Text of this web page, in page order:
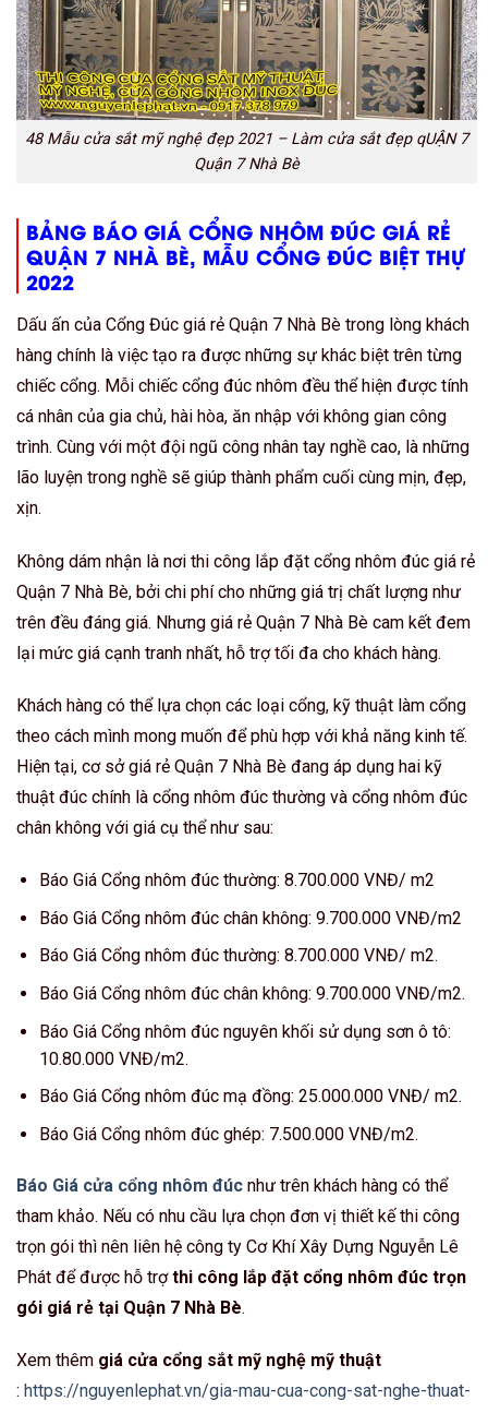
48 Mẫu cửa sắt mỹ nghệ đẹp 2021 – Làm cửa sắt đẹp qUẬN 7
Quận 7 Nhà Bè
BẢNG BÁO GIÁ CỔNG NHÔM ĐÚC GIÁ RẺ
QUẬN 7 NHÀ BÈ, MẪU CỔNG ĐÚC BIỆT THỰ
2022
Dấu ấn của Cổng Đúc giá rẻ Quận 7 Nhà Bè trong lòng khách
hàng chính là việc tạo ra được những sự khác biệt trên từng
chiếc cổng. Mỗi chiếc cổng đúc nhôm đều thể hiện được tính
cá nhân của gia chủ, hài hòa, ăn nhập với không gian công
trình. Cùng với một đội ngũ công nhân tay nghề cao, là những
lão luyện trong nghề sẽ giúp thành phẩm cuối cùng mịn, đẹp,
xịn.
Không dám nhận là nơi thi công lắp đặt cổng nhôm đúc giá rẻ
Quận 7 Nhà Bè, bởi chi phí cho những giá trị chất lượng như
trên đều đáng giá. Nhưng giá rẻ Quận 7 Nhà Bè cam kết đem
lại mức giá cạnh tranh nhất, hỗ trợ tối đa cho khách hàng.
Khách hàng có thể lựa chọn các loại cổng, kỹ thuật làm cổng
theo cách mình mong muốn để phù hợp với khả năng kinh tế.
Hiện tại, cơ sở giá rẻ Quận 7 Nhà Bè đang áp dụng hai kỹ
thuật đúc chính là cổng nhôm đúc thường và cổng nhôm đúc
chân không với giá cụ thể như sau:
Báo Giá Cổng nhôm đúc thường: 8.700.000 VNĐ/ m2
Báo Giá Cổng nhôm đúc chân không: 9.700.000 VNĐ/m2
Báo Giá Cổng nhôm đúc thường: 8.700.000 VNĐ/ m2.
Báo Giá Cổng nhôm đúc chân không: 9.700.000 VNĐ/m2.
Báo Giá Cổng nhôm đúc nguyên khối sử dụng sơn ô tô:
10.80.000 VNĐ/m2.
Báo Giá Cổng nhôm đúc mạ đồng: 25.000.000 VNĐ/ m2.
Báo Giá Cổng nhôm đúc ghép: 7.500.000 VNĐ/m2.
Báo Giá cửa cổng nhôm đúc như trên khách hàng có thể
tham khảo. Nếu có nhu cầu lựa chọn đơn vị thiết kế thi công
trọn gói thì nên liên hệ công ty Cơ Khí Xây Dựng Nguyễn Lê
Phát để được hỗ trợthi công lắp đặt cổng nhôm đúc trọn
gói giá rẻ tại Quận 7 Nhà Bè.
Xem thêm giá cửa cổng sắt mỹ nghệ mỹ thuật
: https://nguyenlephat.vn/gia-mau-cua-cong-sat-nghe-thuat-